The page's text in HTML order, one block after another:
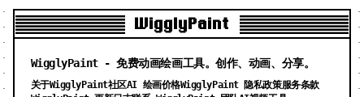
WigglyPaint
WigglyPaint - 免费动画绘画工具。创作、动画、分享。
关于WigglyPaint社区AI 绘画价格WigglyPaint 隐私政策服务条款